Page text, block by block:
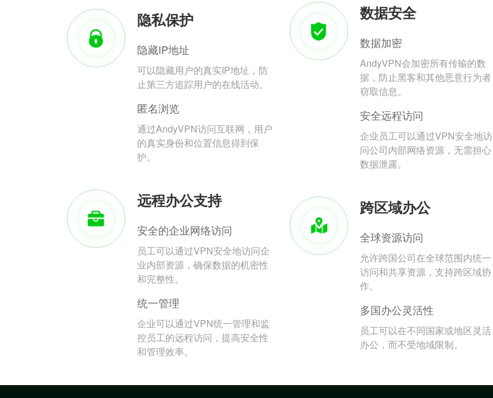
隐私保护
隐藏IP地址
可以隐藏用户的真实IP地址，防
止第三方追踪用户的在线活动。
匿名浏览
通过AndyVPN访问互联网，用户
的真实身份和位置信息得到保
护。
数据安全
数据加密
AndyVPN会加密所有传输的数
据，防止黑客和其他恶意行为者
窃取信息。
安全远程访问
企业员工可以通过VPN安全地访
问公司内部网络资源，无需担心
数据泄露。
远程办公支持
安全的企业网络访问
员工可以通过VPN安全地访问企
业内部资源，确保数据的机密性
和完整性。
统一管理
企业可以通过VPN统一管理和监
控员工的远程访问，提高安全性
和管理效率。
跨区域办公
全球资源访问
允许跨国公司在全球范围内统一
访问和共享资源，支持跨区域协
作。
多国办公灵活性
员工可以在不同国家或地区灵活
办公，而不受地域限制。